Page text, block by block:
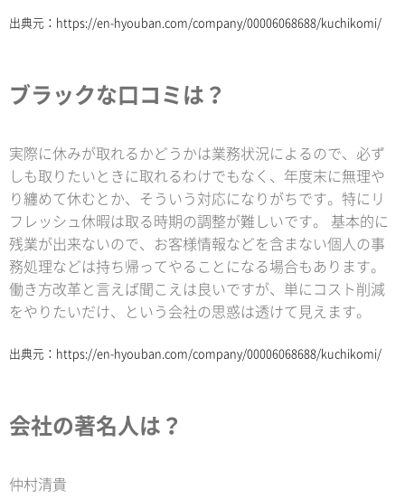
出典元： https://en-hyouban.com/company/00006068688/kuchikomi/
ブラックな口コミは？
実際に休みが取れるかどうかは業務状況によるので、必ず
しも取りたいときに取れるわけでもなく、年度末に無理や
り纏めて休むとか、そういう対応になりがちです。特にリ
フレッシュ休暇は取る時期の調整が難しいです。 基本的に
残業が出来ないので、お客様情報などを含まない個人の事
務処理などは持ち帰ってやることになる場合もあります。
働き方改革と言えば聞こえは良いですが、単にコスト削減
をやりたいだけ、という会社の思惑は透けて見えます。
出典元： https://en-hyouban.com/company/00006068688/kuchikomi/
会社の著名人は？
仲村清貴